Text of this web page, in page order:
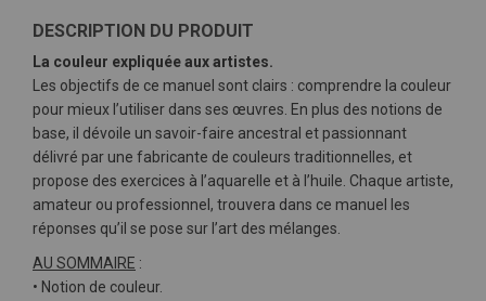
DESCRIPTION DU PRODUIT
La couleur expliquée aux artistes.
Les objectifs de ce manuel sont clairs : comprendre la couleur
pour mieux l’utiliser dans ses œuvres. En plus des notions de
base, il dévoile un savoir-faire ancestral et passionnant
délivré par une fabricante de couleurs traditionnelles, et
propose des exercices à l’aquarelle et à l’huile. Chaque artiste,
amateur ou professionnel, trouvera dans ce manuel les
réponses qu’il se pose sur l’art des mélanges.
AU SOMMAIRE :
• Notion de couleur.